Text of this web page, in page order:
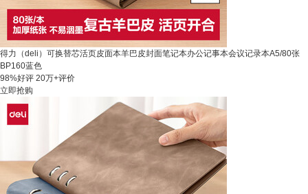
得力（deli）可换替芯活页皮面本羊巴皮封面笔记本办公记事本会议记录本A5/80张
BP160蓝色
98%好评 20万+评价
立即抢购